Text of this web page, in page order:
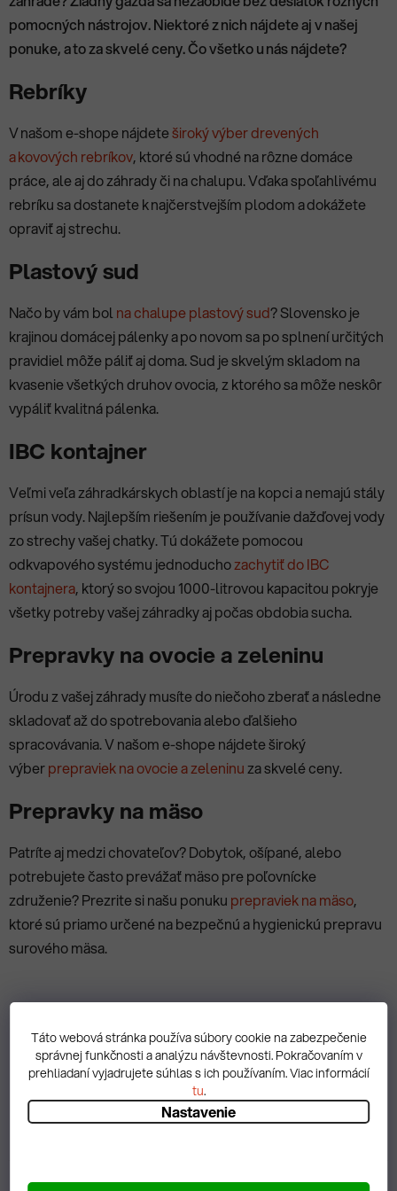
Táto webová stránka používa súbory cookie na zabezpečenie
správnej funkčnosti a analýzu návštevnosti. Pokračovaním v
prehliadaní vyjadrujete súhlas s ich používaním. Viac informácií
tu.
Nastavenie
pomocných nástrojov. Niektoré z nich nájdete aj v našej
ponuke, a to za skvelé ceny. Čo všetko u nás nájdete?
Rebríky
V našom e-shope nájdeteširoký výber drevených
a kovových rebríkov, ktoré sú vhodné na rôzne domáce
práce, ale aj do záhrady či na chalupu. Vďaka spoľahlivému
rebríku sa dostanete k najčerstvejším plodom a dokážete
opraviť aj strechu.
Plastový sud
Načo by vám bolna chalupe plastový sud? Slovensko je
krajinou domácej pálenky a po novom sa po splnení určitých
pravidiel môže páliť aj doma. Sud je skvelým skladom na
kvasenie všetkých druhov ovocia, z ktorého sa môže neskôr
vypáliť kvalitná pálenka.
IBC kontajner
Veľmi veľa záhradkárskych oblastí je na kopci a nemajú stály
prísun vody. Najlepším riešením je používanie dažďovej vody
zo strechy vašej chatky. Tú dokážete pomocou
odkvapového systému jednoduchozachytiť do IBC
kontajnera, ktorý so svojou 1000-litrovou kapacitou pokryje
všetky potreby vašej záhradky aj počas obdobia sucha.
Prepravky na ovocie a zeleninu
Úrodu z vašej záhrady musíte do niečoho zberať a následne
skladovať až do spotrebovania alebo ďalšieho
spracovávania. V našom e-shope nájdete široký
výberprepraviek na ovocie a zeleninuza skvelé ceny.
Prepravky na mäso
Patríte aj medzi chovateľov? Dobytok, ošípané, alebo
potrebujete často prevážať mäso pre poľovnícke
združenie? Prezrite si našu ponuku prepraviek na mäso,
ktoré sú priamo určené na bezpečnú a hygienickú prepravu
surového mäsa.
PREDCHÁDZAJÚCI ČLÁNOK
ĎALŠÍ ČLÁNOK